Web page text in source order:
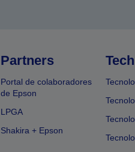
Partners
Portal de colaboradores
de Epson
LPGA
Shakira + Epson